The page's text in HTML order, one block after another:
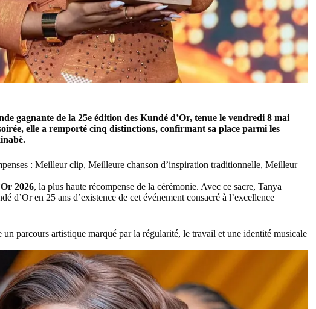
gagnante de la 25e édition des Kundé d’Or, tenue le vendredi 8 mai
elle a remporté cinq distinctions, confirmant sa place parmi les
: Meilleur clip, Meilleure chanson d’inspiration traditionnelle, Meilleur
2026, la plus haute récompense de la cérémonie. Avec ce sacre, Tanya
d’Or en 25 ans d’existence de cet événement consacré à l’excellence
un parcours artistique marqué par la régularité, le travail et une identité musicale